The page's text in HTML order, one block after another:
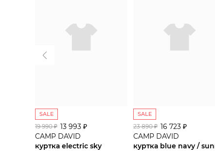
SALE
19 990 ₽ 13 993 ₽
CAMP DAVID
куртка electric sky
SALE
23 890 ₽ 16 723 ₽
CAMP DAVID